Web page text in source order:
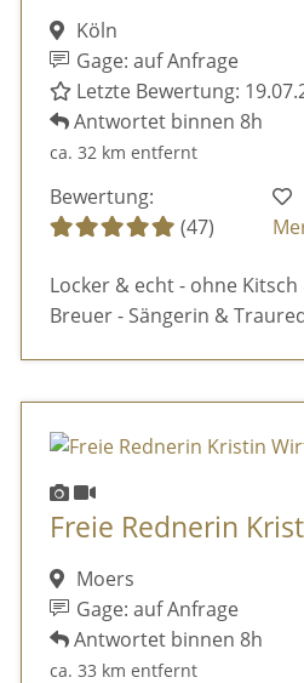
Köln
Gage: auf Anfrage
Letzte Bewertung:
Antwortet binnen 8h
ca. 32 km entfernt
Bewertung:
(47)
Locker & echt - ohne
Breuer - Sängerin &
Freie Rednerin
Moers
Gage: auf Anfrage
Antwortet binnen 8h
ca. 33 km entfernt